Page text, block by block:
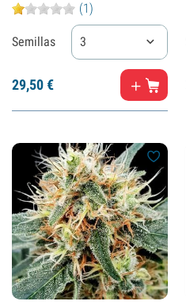
(1)
Semillas 3
29,50€